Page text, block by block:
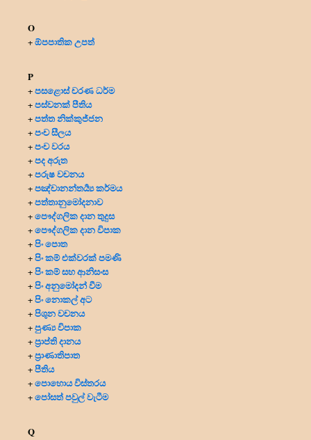
O
+ඕපපාතික උපත්
P
+පසළොස් චරණ ධර්ම
+පස්වනක් පීතිය
+පත්ත නික්කුජ්ජන
+පංච සීලය
+පංච වරය
+පද අරුත
+පරුෂ වචනය
+පඤ්චානන්තර්‍ය්‍ය කර්මය
+පත්තානුමෝදනාව
+පෞද්ගලික දානතුදුස
+පෞද්ගලික දාන විපාක
+පිං පොත
+පිං කම් එක්වරක් පමණි
+පිං කම් සහ ආනිසංස
+පිං අනුමෝදන් වීම
+පිං නොකල් අට
+පිශුන වචනය
+පුණ්‍ය විපාක
+ප්‍රාප්ති දානය
+ප්‍රාණාතිපාත
+පීතිය
+පොහොය විස්තරය
+පෝසත් පවුල් වැටීම
Q